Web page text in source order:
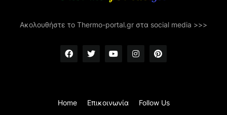
Ακολουθήστε το Thermo-portal.gr στα social media >>>
Home Επικοινωνία Follow Us